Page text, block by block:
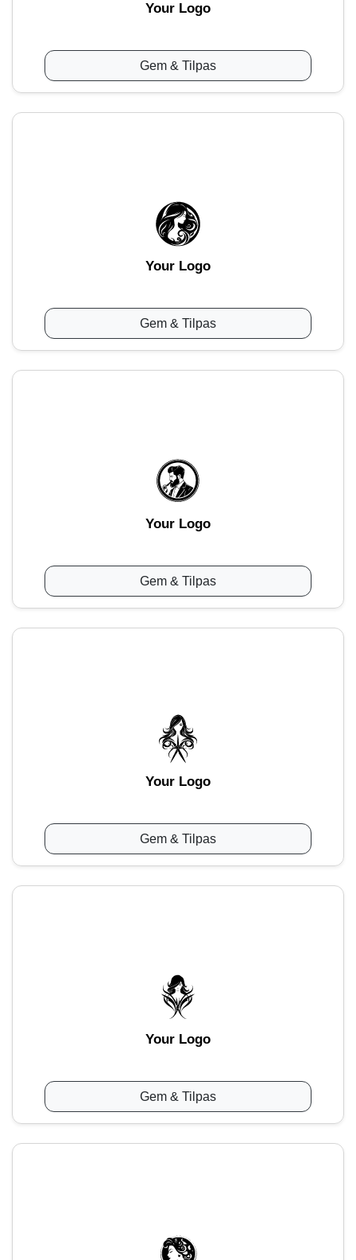
Your Logo
Gem & Tilpas
Your Logo
Gem & Tilpas
Your Logo
Gem & Tilpas
Your Logo
Gem & Tilpas
Your Logo
Gem & Tilpas